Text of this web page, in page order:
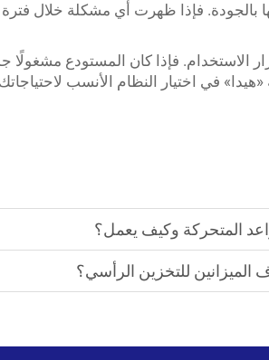
بالجودة. فإذا ظهرت أي مشكلة خلال فترة
الاستخدام. فإذا كان المستودع مشغولًا
في اختيار النظام الأنسب
المتحركة وكيف يعمل؟
الميزانين للتخزين الرأسي؟